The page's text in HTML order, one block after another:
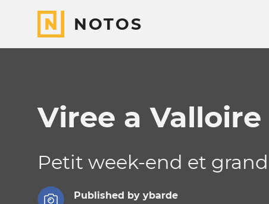
NOTOS
Viree a Valloire
Petit week-end et
Published by ybarde